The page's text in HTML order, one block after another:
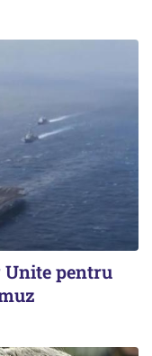
pentru